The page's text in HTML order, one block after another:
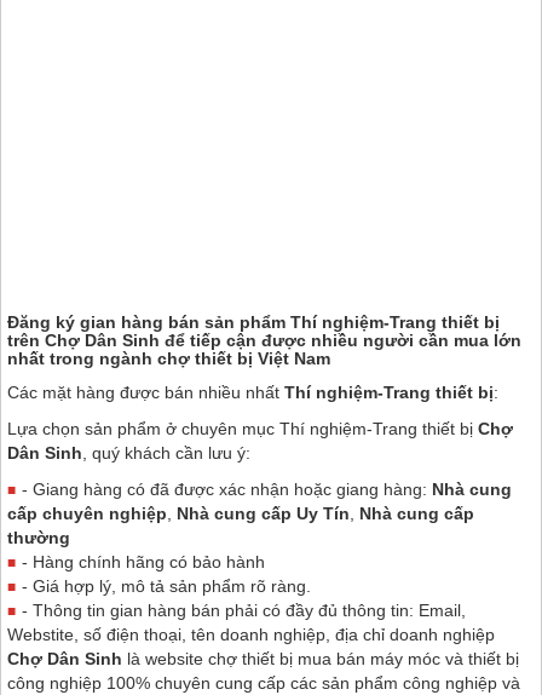
Đăng ký gian hàng bán sản phẩm Thí nghiệm-Trang thiết bị
trên Chợ Dân Sinh để tiếp cận được nhiều người cần mua lớn
nhất trong ngành chợ thiết bị Việt Nam
Các mặt hàng được bán nhiều nhất Thí nghiệm-Trang thiết bị:
Lựa chọn sản phẩm ở chuyên mục Thí nghiệm-Trang thiết bị Chợ
Dân Sinh, quý khách cần lưu ý:
- Giang hàng có đã được xác nhận hoặc giang hàng: Nhà cung
cấp chuyên nghiệp, Nhà cung cấp Uy Tín, Nhà cung cấp
thường
- Hàng chính hãng có bảo hành
- Giá hợp lý, mô tả sản phẩm rõ ràng.
- Thông tin gian hàng bán phải có đầy đủ thông tin: Email,
Webstite, số điện thoại, tên doanh nghiệp, địa chỉ doanh nghiệp
Chợ Dân Sinh là website chợ thiết bị mua bán máy móc và thiết bị
công nghiệp 100% chuyên cung cấp các sản phẩm công nghiệp và